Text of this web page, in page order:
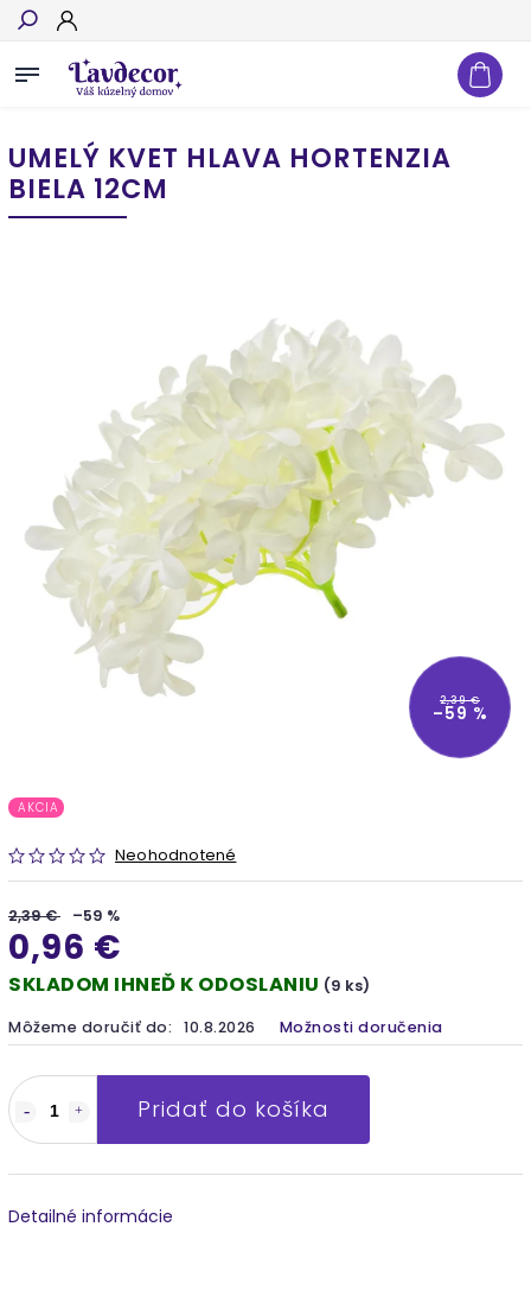
Hľadať
UMELÝ KVET HLAVA HORTENZIA
BIELA 12CM
2,39 €
–59 %
AKCIA
Neohodnotené
2,39 € –59 %
0,96 €
SKLADOM IHNEĎ K ODOSLANIU (9 ks)
Môžeme doručiť do: 10.8.2026 Možnosti doručenia
Pridať do košíka
Detailné informácie